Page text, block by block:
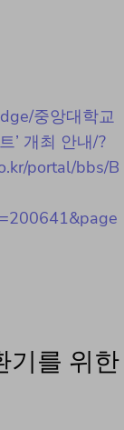
중앙대학교
’ 개최 안내/?
portal/bbs/B
기를 위한